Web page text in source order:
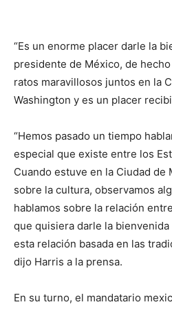
“Es un enorme placer darle la
presidente de México, de
ratos maravillosos juntos en la
Washington y es un placer
“Hemos pasado un tiempo
especial que existe entre los
Cuando estuve en la Ciudad de
sobre la cultura, observamos
hablamos sobre la relación
que quisiera darle la
esta relación basada en las
dijo Harris a la prensa.
En su turno, el mandatario